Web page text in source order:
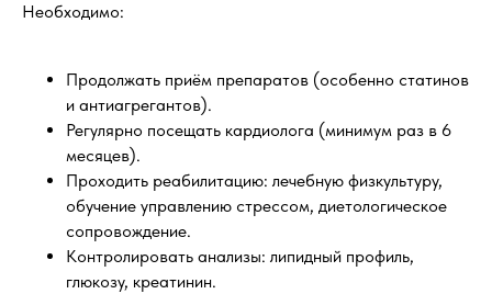
Необходимо:
Продолжать приём препаратов (особенно статинов
и антиагрегантов).
Регулярно посещать кардиолога (минимум раз в 6
месяцев).
Проходить реабилитацию: лечебную физкультуру,
обучение управлению стрессом, диетологическое
сопровождение.
Контролировать анализы: липидный профиль,
глюкозу, креатинин.